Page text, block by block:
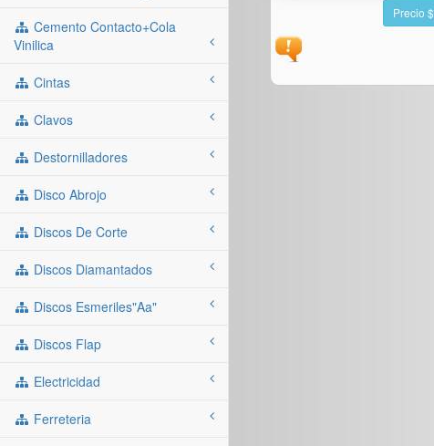
Cemento Contacto+cola
Vinilica
Cintas
Clavos
Destornilladores
Disco Abrojo
Discos De Corte
Discos Diamantados
Discos Esmeriles"aa"
Discos Flap
Electricidad
Ferreteria
Precio $